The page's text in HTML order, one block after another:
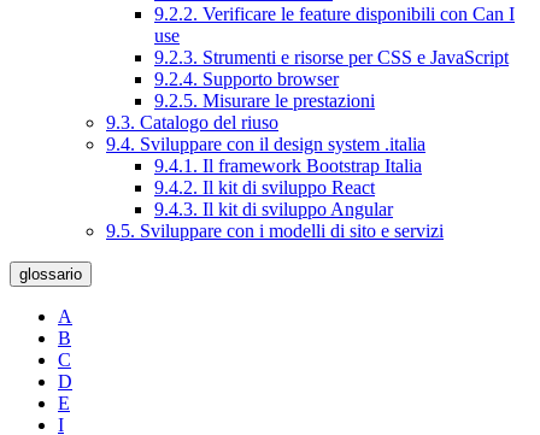
9.2.2. Verificare le feature disponibili con Can I
use
9.2.3. Strumenti e risorse per CSS e JavaScript
9.2.4. Supporto browser
9.2.5. Misurare le prestazioni
9.3. Catalogo del riuso
9.4. Sviluppare con il design system .italia
9.4.1. Il framework Bootstrap Italia
9.4.2. Il kit di sviluppo React
9.4.3. Il kit di sviluppo Angular
9.5. Sviluppare con i modelli di sito e servizi
glossario
A
B
C
D
E
I